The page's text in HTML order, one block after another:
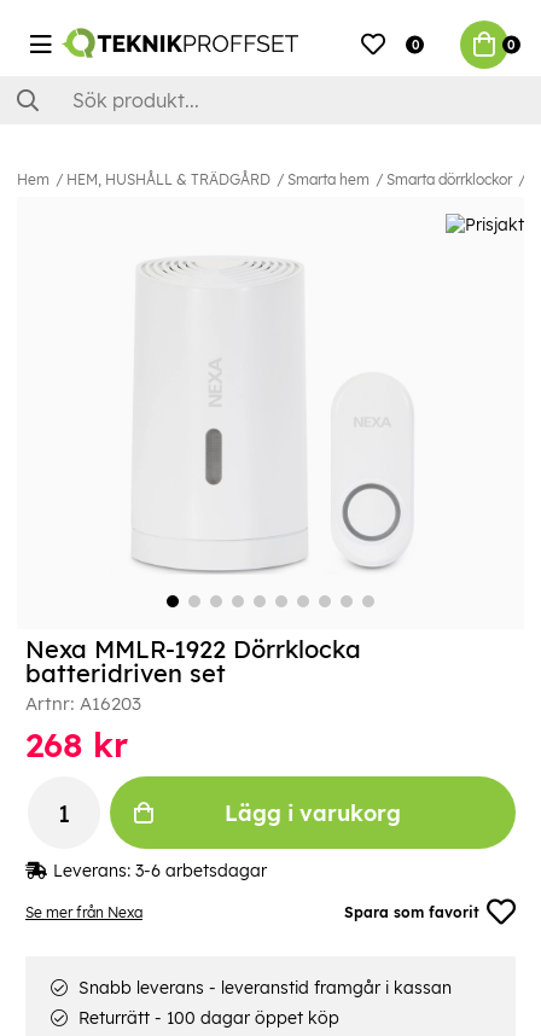
0 0
Hem HEM, HUSHÅLL & TRÄDGÅRD Smarta hem Smarta dörrklockor
Se mer från Nexa Spara som favorit
Nexa MMLR-1922 Dörrklocka
batteridriven set
Artnr: A16203
268 kr
Lägg i varukorg
Leverans: 3-6 arbetsdagar
Snabb leverans - leveranstid framgår i kassan
Returrätt - 100 dagar öppet köp